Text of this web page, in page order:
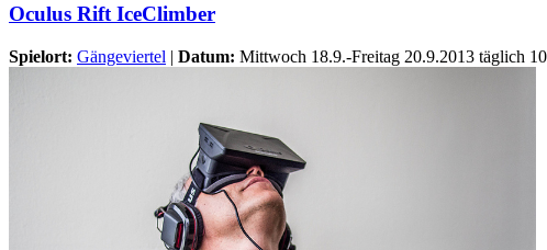
Oculus Rift IceClimber
Spielort: Gängeviertel | Datum: Mittwoch 18.9.-Freitag 20.9.2013 täglich